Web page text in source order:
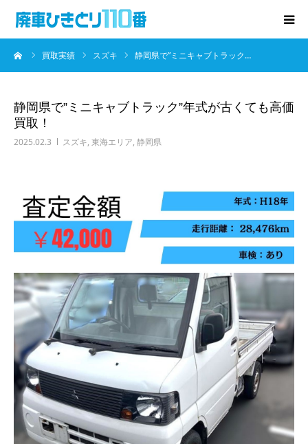
買取実績 スズキ 静岡県で”ミニキャブトラック…
静岡県で”ミニキャブトラック”年式が古くても高価
買取！
2025.02.3 スズキ, 東海エリア, 静岡県
廃車･事故車の買取
無料査定
お知らせ
会社概要
お問い合わせ